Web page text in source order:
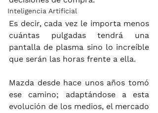
Inteligencia Artificial
Es decir, cada vez le importa menos
cuántas pulgadas tendrá una
pantalla de plasma sino lo increíble
que serán las horas frente a ella.
Mazda desde hace unos años tomó
ese camino; adaptándose a esta
evolución de los medios, el mercado